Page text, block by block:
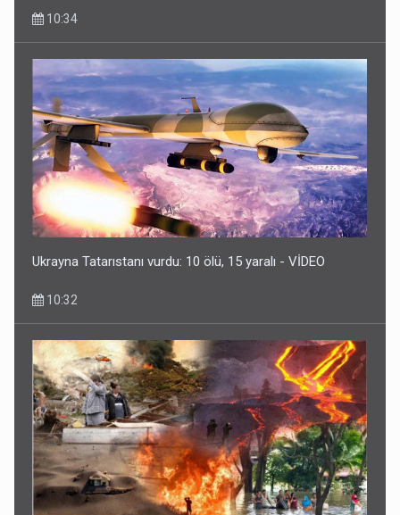
10:34
Ukrayna Tatarıstanı vurdu: 10 ölü, 15 yaralı - VİDEO
10:32